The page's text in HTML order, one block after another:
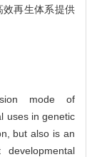
效再生体系提供
mode of
uses in genetic
but also is an